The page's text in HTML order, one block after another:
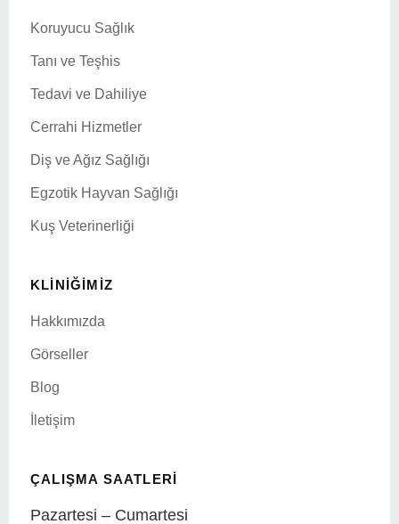
Koruyucu Sağlık
Tanı ve Teşhis
Tedavi ve Dahiliye
Cerrahi Hizmetler
Diş ve Ağız Sağlığı
Egzotik Hayvan Sağlığı
Kuş Veterinerliği
KLINIĞIMIZ
Hakkımızda
Görseller
Blog
İletişim
ÇALIŞMA SAATLERI
Pazartesi – Cumartesi